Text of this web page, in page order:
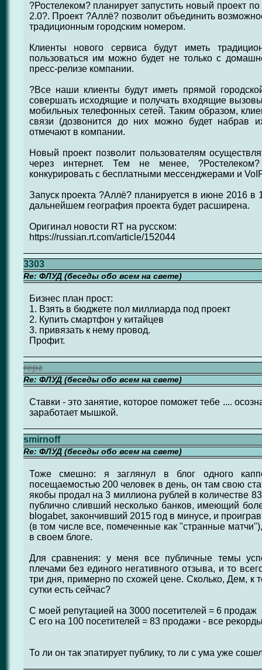
?Ростелеком? планирует запустить новый проект
2.0?. Проект ?Аллё? позволит объединить
традиционным городским номером.
Клиенты нового сервиса будут иметь
пользоваться им можно будет не только с
пресс-релизе компании.
?Все наши клиенты будут иметь прямой
совершать исходящие и получать входящие
мобильных телефонных сетей. Таким образом,
связи (дозвонится до них можно будет набрав
отмечают в компании.
Новый проект позволит пользователям
через интернет. Тем не менее,
конкурировать с бесплатными мессенджерами и
Запуск проекта ?Аллё? планируется в июне 2016 в
дальнейшем география проекта будет расширена.
Оригинал новости RT на русском:
https://russian.rt.com/article/152044
3303
Re: ФЛУД (беседы обо всем на свете)
Бизнес план прост:
1. Взять в бюджете пол миллиарда под проект
2. Купить смартфон у китайцев
3. привязать к нему провод.
Профит.
repz
Re: ФЛУД (беседы обо всем на свете)
Ставки - это занятие, которое поможет тебе ....
заработает мышкой.
smirnoff
Re: ФЛУД (беседы обо всем на свете)
Тоже смешно: я заглянул в блог одного
посещаемостью 200 человек в день, он там свою
якобы продал на 3 миллиона рублей в количестве
публично сливший несколько банков, имеющий
blogabet, закончивший 2015 год в минусе, и
(в том числе все, помеченные как "странные
в своем блоге.
Для сравнения: у меня все публичные темы
плечами без единого негативного отзыва, и то
три дня, примерно по схожей цене. Сколько, Дем, к
сутки есть сейчас?
С моей репутацией на 3000 посетителей = 6 продаж
С его на 100 посетителей = 83 продажи - все
То ли он так эпатирует публику, то ли с ума уже